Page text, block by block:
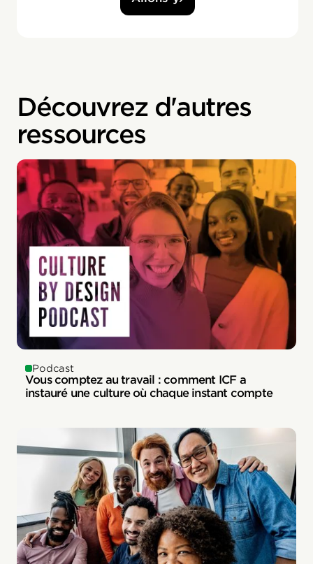
Découvrez d'autres
ressources
Podcast
Vous comptez au travail : comment ICF a
instauré une culture où chaque instant compte